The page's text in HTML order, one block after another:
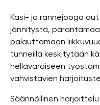
Käsi- ja rannejooga
jännitystä,
palauttamaan
tunneilla keskitytään
hellävaraiseen
vahvistavien
Säännöllinen